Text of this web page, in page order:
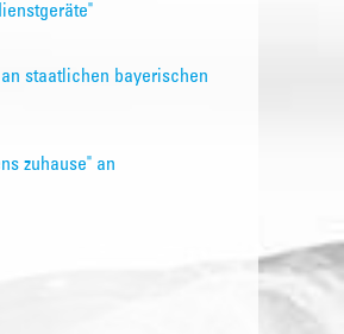
staatlichen bayerischen
zuhause" an